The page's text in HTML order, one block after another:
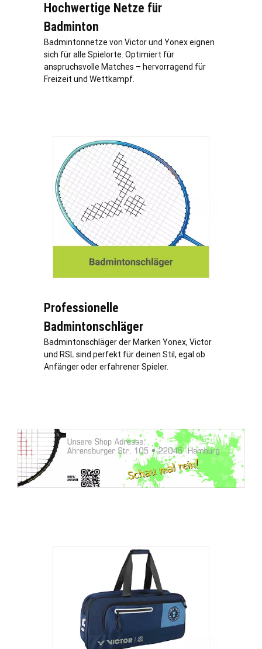
Hochwertige Netze für
Badminton
Badmintonnetze von Victor und Yonex eignen
sich für alle Spielorte. Optimiert für
anspruchsvolle Matches – hervorragend für
Freizeit und Wettkampf.
Professionelle
Badmintonschläger
Badmintonschläger der Marken Yonex, Victor
und RSL sind perfekt für deinen Stil, egal ob
Anfänger oder erfahrener Spieler.